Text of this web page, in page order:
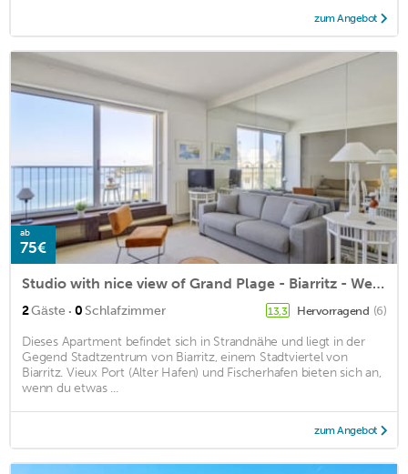
zum Angebot
ab
75€
Studio with nice view of Grand Plage - Biarritz - Welkeys
2Gäste · 0 Schlafzimmer 13,3 Hervorragend (6)
Dieses Apartment befindet sich in Strandnähe und liegt in der
Gegend Stadtzentrum von Biarritz, einem Stadtviertel von
Biarritz. Vieux Port (Alter Hafen) und Fischerhafen bieten sich an,
wenn du etwas ...
zum Angebot